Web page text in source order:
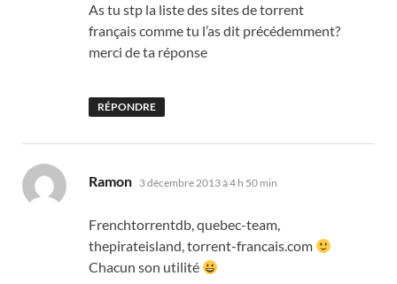
As tu stp la liste des sites de torrent
français comme tu l’as dit précédemment?
merci de ta réponse
RÉPONDRE
Ramon dit :
3 décembre 2013 à 4 h 50 min
Frenchtorrentdb, quebec-team,
thepirateisland, torrent-francais.com
Chacun son utilité